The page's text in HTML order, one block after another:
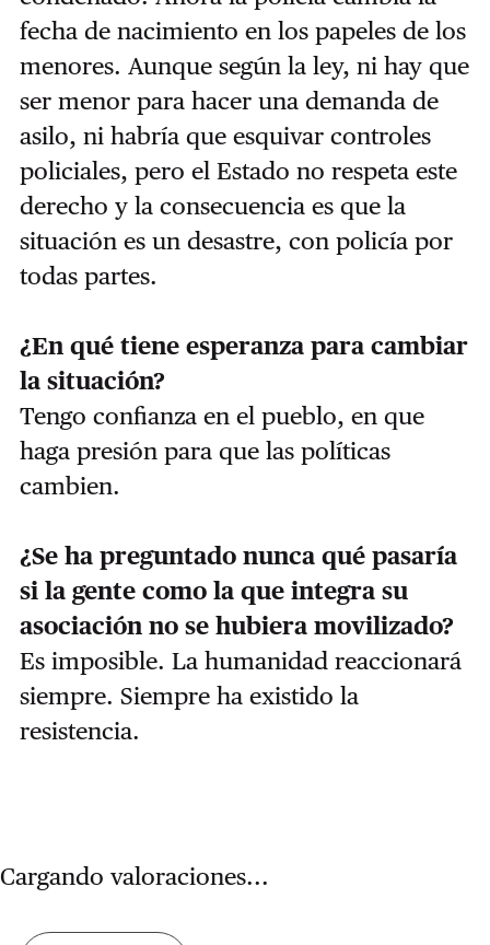
fecha de nacimiento en los papeles de los
menores. Aunque según la ley, ni hay que
ser menor para hacer una demanda de
asilo, ni habría que esquivar controles
policiales, pero el Estado no respeta este
derecho y la consecuencia es que la
situación es un desastre, con policía por
todas partes.
¿En qué tiene esperanza para cambiar
la situación?
Tengo confianza en el pueblo, en que
haga presión para que las políticas
cambien.
¿Se ha preguntado nunca qué pasaría
si la gente como la que integra su
asociación no se hubiera movilizado?
Es imposible. La humanidad reaccionará
siempre. Siempre ha existido la
resistencia.
Cargando valoraciones...